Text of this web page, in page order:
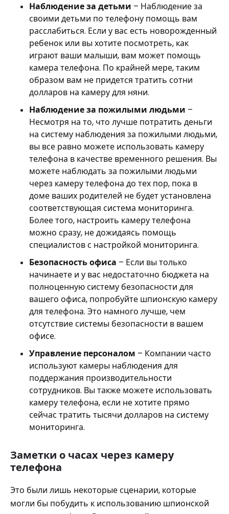
Наблюдение за детьми – Наблюдение за
своими детьми по телефону помощь вам
расслабиться. Если у вас есть новорожденный
ребенок или вы хотите посмотреть, как
играют ваши малыши, вам может помощь
камера телефона. По крайней мере, таким
образом вам не придется тратить сотни
долларов на камеру для няни.
Наблюдение за пожилыми людьми –
Несмотря на то, что лучше потратить деньги
на систему наблюдения за пожилыми людьми,
вы все равно можете использовать камеру
телефона в качестве временного решения. Вы
можете наблюдать за пожилыми людьми
через камеру телефона до тех пор, пока в
доме ваших родителей не будет установлена ​​
соответствующая система мониторинга.
Более того, настроить камеру телефона
можно сразу, не дожидаясь помощь
специалистов с настройкой мониторинга.
Безопасность офиса – Если вы только
начинаете и у вас недостаточно бюджета на
полноценную систему безопасности для
вашего офиса, попробуйте шпионскую камеру
для телефона. Это намного лучше, чем
отсутствие системы безопасности в вашем
офисе.
Управление персоналом – Компании часто
используют камеры наблюдения для
поддержания производительности
сотрудников. Вы также можете использовать
камеру телефона, если не хотите прямо
сейчас тратить тысячи долларов на систему
мониторинга.
Заметки о часах через камеру
телефона
Это были лишь некоторые сценарии, которые
могли бы побудить к использованию шпионской